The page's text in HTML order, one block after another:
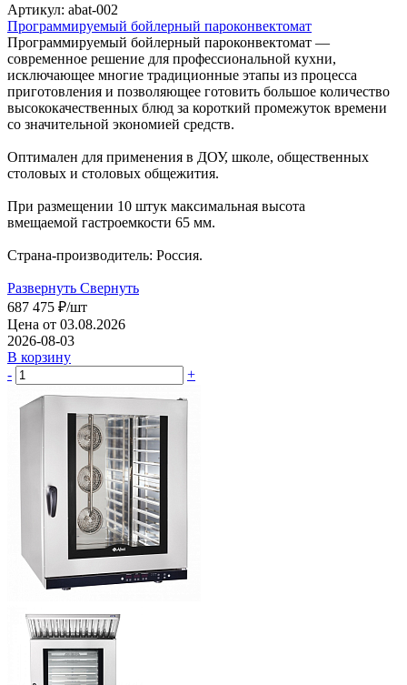
Артикул: abat-002
Программируемый бойлерный пароконвектомат
Программируемый бойлерный пароконвектомат —
современное решение для профессиональной кухни,
исключающее многие традиционные этапы из процесса
приготовления и позволяющее готовить большое количество
высококачественных блюд за короткий промежуток времени
со значительной экономией средств.
Оптимален для применения в ДОУ, школе, общественных
столовых и столовых общежития.
При размещении 10 штук максимальная высота
вмещаемой гастроемкости 65 мм.
Страна-производитель: Россия.
Развернуть Свернуть
687 475 ₽/шт
Цена от 03.08.2026
2026-08-03
В корзину
-
+